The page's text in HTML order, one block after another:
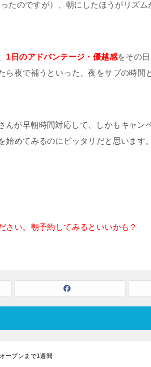
たのですが）、朝にしたほうがリズム
1日のアドバンテージ・優越感をその
ら夜で補うといった、夜をサブの時間
んが早朝時間対応して、しかもキャン
めてみるのにピッタリだと思います。
さい。朝予約してみるといいかも？
ープンまで1週間